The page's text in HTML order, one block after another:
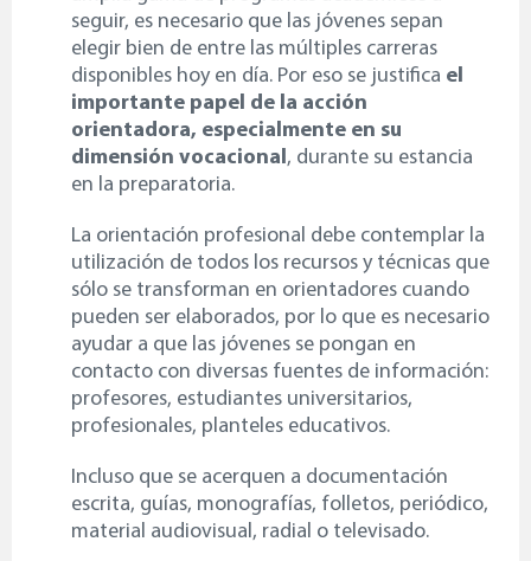
seguir, es necesario que las jóvenes sepan
elegir bien de entre las múltiples carreras
disponibles hoy en día. Por eso se justifica el
importante papel de la acción
orientadora, especialmente en su
dimensión vocacional, durante su estancia
en la preparatoria.
La orientación profesional debe contemplar la
utilización de todos los recursos y técnicas que
sólo se transforman en orientadores cuando
pueden ser elaborados, por lo que es necesario
ayudar a que las jóvenes se pongan en
contacto con diversas fuentes de información:
profesores, estudiantes universitarios,
profesionales, planteles educativos.
Incluso que se acerquen a documentación
escrita, guías, monografías, folletos, periódico,
material audiovisual, radial o televisado.